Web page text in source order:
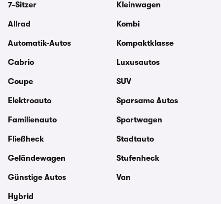
7-Sitzer
Allrad
Automatik-Autos
Cabrio
Coupe
Elektroauto
Familienauto
Fließheck
Geländewagen
Günstige Autos
Hybrid
Kleinwagen
Kombi
Kompaktklasse
Luxusautos
SUV
Sparsame Autos
Sportwagen
Stadtauto
Stufenheck
Van